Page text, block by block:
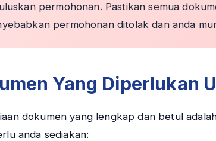
permohonan. Pastikan semua
permohonan ditolak dan anda
Yang Diperlukan
dokumen yang lengkap dan betul
anda sediakan: